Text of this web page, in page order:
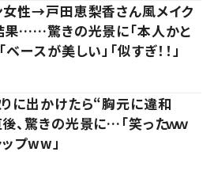
女性→戸田恵梨香さん風メイク
果……驚きの光景に「本人かと
ベースが美しい」「似すぎ！！」
りに出かけたら“胸元に違和
、驚きの光景に…「笑ったｗｗ
ップww」